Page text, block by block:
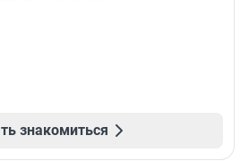
знакомиться